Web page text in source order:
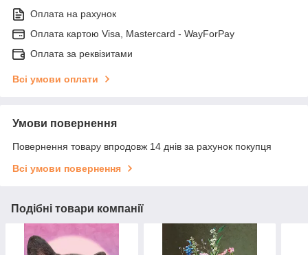
Оплата на рахунок
Оплата картою Visa, Mastercard - WayForPay
Оплата за реквізитами
Всі умови оплати
Умови повернення
Повернення товару впродовж 14 днів за рахунок покупця
Всі умови повернення
Подібні товари компанії